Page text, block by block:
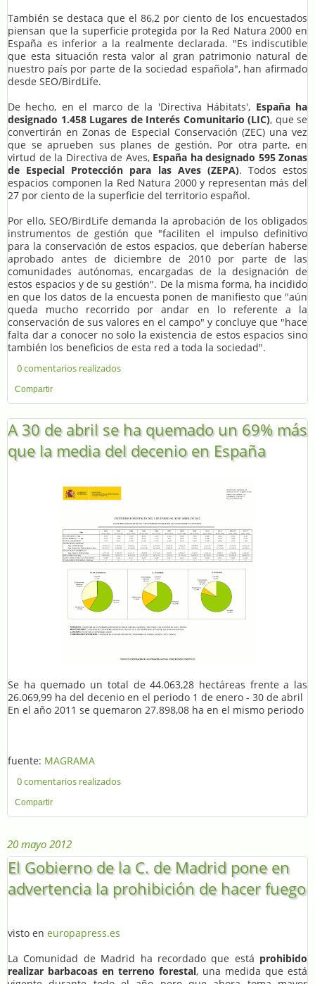
También se destaca que el 86,2 por ciento de los encuestados
piensan que la superficie protegida por la Red Natura 2000 en
España es inferior a la realmente declarada. "Es indiscutible
que esta situación resta valor al gran patrimonio natural de
nuestro país por parte de la sociedad española", han afirmado
desde SEO/BirdLife.
De hecho, en el marco de la 'Directiva Hábitats', España ha
designado 1.458 Lugares de Interés Comunitario (LIC), que se
convertirán en Zonas de Especial Conservación (ZEC) una vez
que se aprueben sus planes de gestión. Por otra parte, en
virtud de la Directiva de Aves, España ha designado 595 Zonas
de Especial Protección para las Aves (ZEPA). Todos estos
espacios componen la Red Natura 2000 y representan más del
27 por ciento de la superficie del territorio español.
Por ello, SEO/BirdLife demanda la aprobación de los obligados
instrumentos de gestión que "faciliten el impulso definitivo
para la conservación de estos espacios, que deberían haberse
aprobado antes de diciembre de 2010 por parte de las
comunidades autónomas, encargadas de la designación de
estos espacios y de su gestión". De la misma forma, ha incidido
en que los datos de la encuesta ponen de manifiesto que "aún
queda mucho recorrido por andar en lo referente a la
conservación de sus valores en el campo" y concluye que "hace
falta dar a conocer no solo la existencia de estos espacios sino
también los beneficios de esta red a toda la sociedad".
0 comentarios realizados
Compartir
A 30 de abril se ha quemado un 69% más
que la media del decenio en España
Se ha quemado un total de 44.063,28 hectáreas frente a las
26.069,99 ha del decenio en el periodo 1 de enero - 30 de abril
En el año 2011 se quemaron 27.898,08 ha en el mismo periodo
fuente: MAGRAMA
0 comentarios realizados
Compartir
20 mayo 2012
El Gobierno de la C. de Madrid pone en
advertencia la prohibición de hacer fuego
visto en europapress.es
La Comunidad de Madrid ha recordado que está prohibido
realizar barbacoas en terreno forestal, una medida que está